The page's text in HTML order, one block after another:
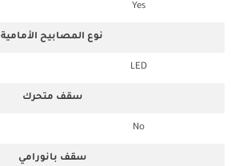
Yes
نوع المصابيح الأمامية
LED
سقف متحرك
No
سقف بانورامي